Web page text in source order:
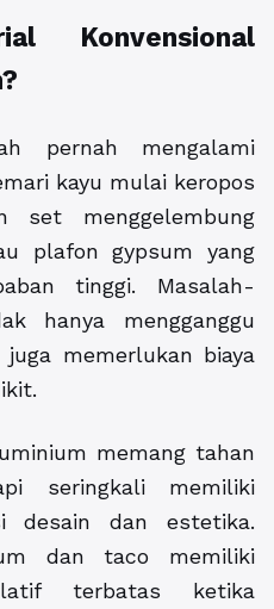
Konvensional
pernah mengalami
kayu mulai keropos
set menggelembung
plafon gypsum yang
tinggi. Masalah-
hanya mengganggu
memerlukan biaya
memang tahan
seringkali memiliki
desain dan estetika.
dan taco memiliki
terbatas ketika